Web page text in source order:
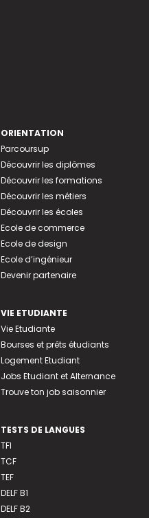
ORIENTATION
Parcoursup
Découvrir les diplômes
Découvrir les formations
Découvrir les métiers
Découvrir les écoles
Ecole de commerce
Ecole de design
Ecole d’ingénieur
Devenir partenaire
VIE ETUDIANTE
Vie Etudiante
Bourses et prêts étudiants
Logement Etudiant
Jobs Etudiant et Alternance
Trouve ton job saisonnier
TESTS DE LANGUES
TFI
TCF
TEF
DELF B1
DELF B2